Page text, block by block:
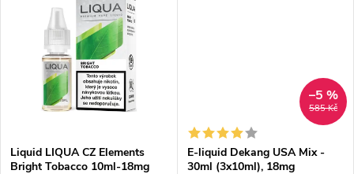
Liquid LIQUA CZ Elements
Bright Tobacco 10ml-18mg
585 Kč
–5 %
E-liquid Dekang USA Mix -
30ml (3x10ml), 18mg